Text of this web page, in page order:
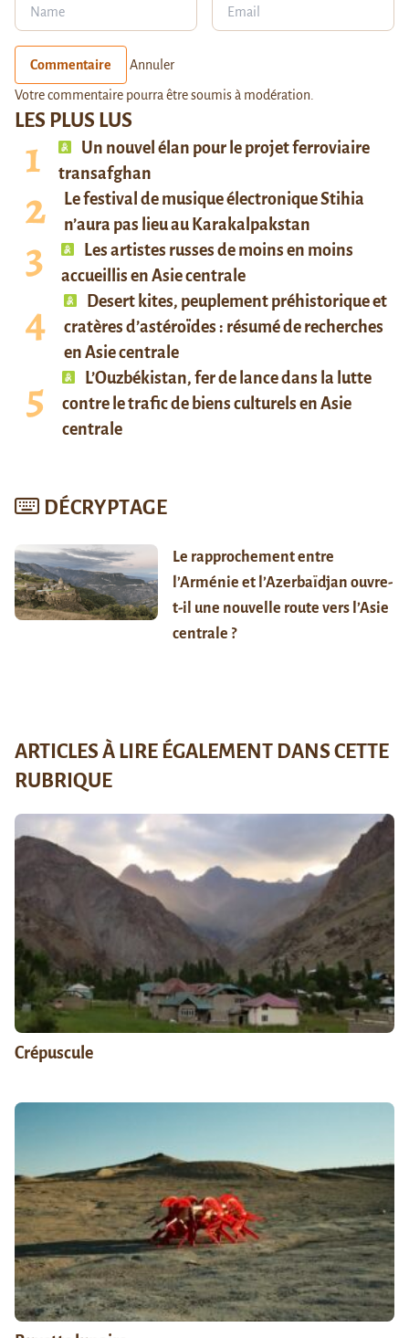
LES PLUS LUS
Un nouvel élan pour le projet ferroviaire
transafghan
Le festival de musique électronique Stihia
n’aura pas lieu au Karakalpakstan
Les artistes russes de moins en moins
accueillis en Asie centrale
Desert kites, peuplement préhistorique et
cratères d’astéroïdes : résumé de recherches
en Asie centrale
L’Ouzbékistan, fer de lance dans la lutte
contre le trafic de biens culturels en Asie
centrale
DÉCRYPTAGE
Le rapprochement entre
l’Arménie et l’Azerbaïdjan ouvre-
t-il une nouvelle route vers l’Asie
centrale ?
Commentaire Annuler
Votre commentaire pourra être soumis à modération.
ARTICLES À LIRE ÉGALEMENT DANS CETTE
RUBRIQUE
Crépuscule